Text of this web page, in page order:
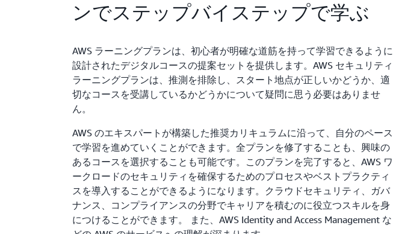
ンでステップバイステップで学ぶ
AWS ラーニングプランは、初心者が明確な道筋を持って学習できるように
設計されたデジタルコースの提案セットを提供します。AWS セキュリティ
ラーニングプランは、推測を排除し、スタート地点が正しいかどうか、適
切なコースを受講しているかどうかについて疑問に思う必要はありませ
ん。
AWS のエキスパートが構築した推奨カリキュラムに沿って、自分のペース
で学習を進めていくことができます。全プランを修了することも、興味の
あるコースを選択することも可能です。このプランを完了すると、AWS ワ
ークロードのセキュリティを確保するためのプロセスやベストプラクティ
スを導入することができるようになります。クラウドセキュリティ、ガバ
ナンス、コンプライアンスの分野でキャリアを積むのに役立つスキルを身
につけることができます。 また、AWS Identity and Access Management な